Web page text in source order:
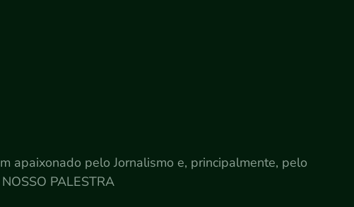
apaixonado pelo Jornalismo e, principalmente, pelo
PALESTRA